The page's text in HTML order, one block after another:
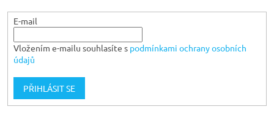
E-mail
Vložením e-mailu souhlasíte s podmínkami ochrany osobních
údajů
PŘIHLÁSIT SE